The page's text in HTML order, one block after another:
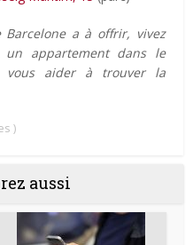
a à offrir, vivez
appartement dans le
aider à trouver la
)
aussi